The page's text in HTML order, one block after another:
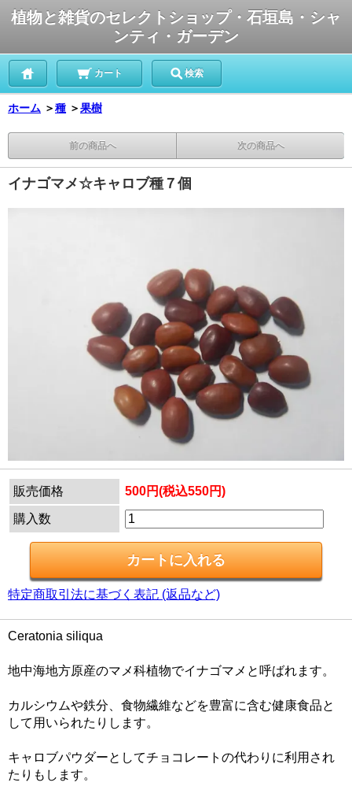
植物と雑貨のセレクトショップ・石垣島・シャ
ンティ・ガーデン
カート 検索
ホーム ＞種 ＞果樹
前の商品へ 次の商品へ
イナゴマメ☆キャロブ種７個
販売価格 500円(税込550円)
購入数
特定商取引法に基づく表記 (返品など)
Ceratonia siliqua
地中海地方原産のマメ科植物でイナゴマメと呼ばれます。
カルシウムや鉄分、食物繊維などを豊富に含む健康食品と
して用いられたりします。
キャロブパウダーとしてチョコレートの代わりに利用され
たりもします。